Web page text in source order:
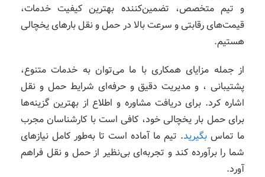
و تیم متخصص، تضمین‌کننده بهترین کیفیت خدمات،
قیمت‌های رقابتی و سرعت بالا در حمل و نقل بارهای یخچالی
هستیم.
از جمله مزایای همکاری با ما می‌توان به خدمات متنوع،
پشتیبانی ، و مدیریت دقیق و حرفه‌ای شرایط حمل و نقل
اشاره کرد. برای دریافت مشاوره و اطلاع از بهترین گزینه‌ها
برای حمل بار یخچالی خود، کافی است با کارشناسان مجرب
ما تماس بگیرید. تیم ما آماده است تا به‌طور کامل نیازهای
شما را برآورده کند و تجربه‌ای بی‌نظیر از حمل و نقل فراهم
آورد.